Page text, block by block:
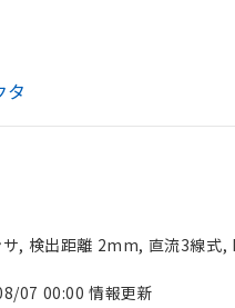
タ
, 検出距離 2mm, 直流3線式,
07 00:00 情報更新